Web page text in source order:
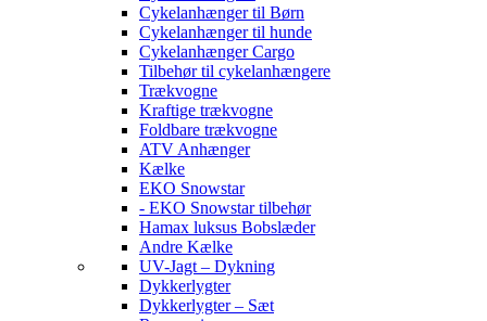
Cykelanhænger til Børn
Cykelanhænger til hunde
Cykelanhænger Cargo
Tilbehør til cykelanhængere
Trækvogne
Kraftige trækvogne
Foldbare trækvogne
ATV Anhænger
Kælke
EKO Snowstar
- EKO Snowstar tilbehør
Hamax luksus Bobslæder
Andre Kælke
UV-Jagt – Dykning
Dykkerlygter
Dykkerlygter – Sæt